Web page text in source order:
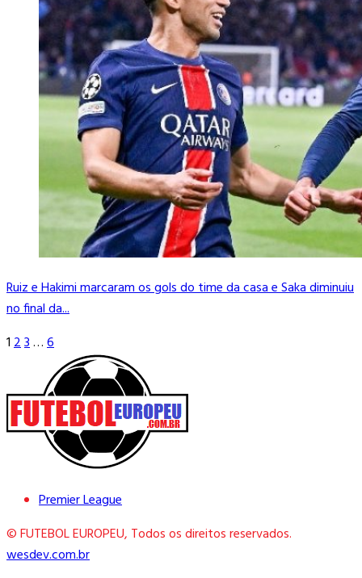
Ruiz e Hakimi marcaram os gols do time da casa e Saka diminuiu
no final da...
123…6
Premier League
© FUTEBOL EUROPEU, Todos os direitos reservados.
wesdev.com.br